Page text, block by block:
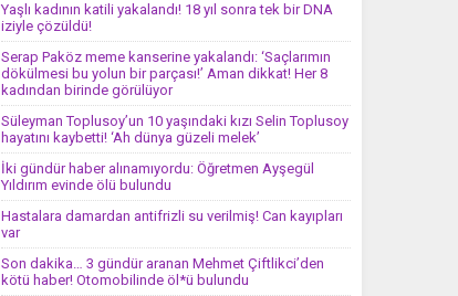
Yaşlı kadının katili yakalandı! 18 yıl sonra tek bir DNA
iziyle çözüldü!
Serap Paköz meme kanserine yakalandı: ‘Saçlarımın
dökülmesi bu yolun bir parçası!’ Aman dikkat! Her 8
kadından birinde görülüyor
Süleyman Toplusoy’un 10 yaşındaki kızı Selin Toplusoy
hayatını kaybetti! ‘Ah dünya güzeli melek’
İki gündür haber alınamıyordu: Öğretmen Ayşegül
Yıldırım evinde ölü bulundu
Hastalara damardan antifrizli su verilmiş! Can kayıpları
var
Son dakika… 3 gündür aranan Mehmet Çiftlikci’den
kötü haber! Otomobilinde öl*ü bulundu